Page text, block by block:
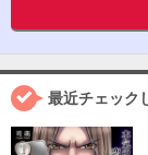
最近チェック